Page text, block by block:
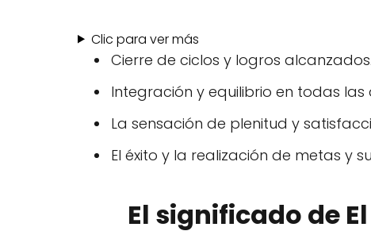
Clic para ver más
Cierre de ciclos y logros alcanzados.
Integración y equilibrio en todas las
La sensación de plenitud y
El éxito y la realización de metas y
El significado de